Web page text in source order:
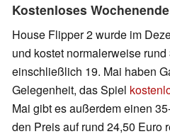
Kostenloses
House Flipper 2 wurde im
und kostet normalerweise
einschließlich 19. Mai haben
Gelegenheit, das Spiel
Mai gibt es außerdem einen
den Preis auf rund 24,50 Euro